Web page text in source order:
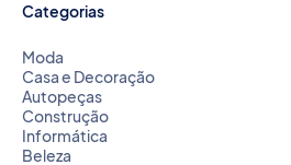
Categorias
Moda
Casa e Decoração
Autopeças
Construção
Informática
Beleza